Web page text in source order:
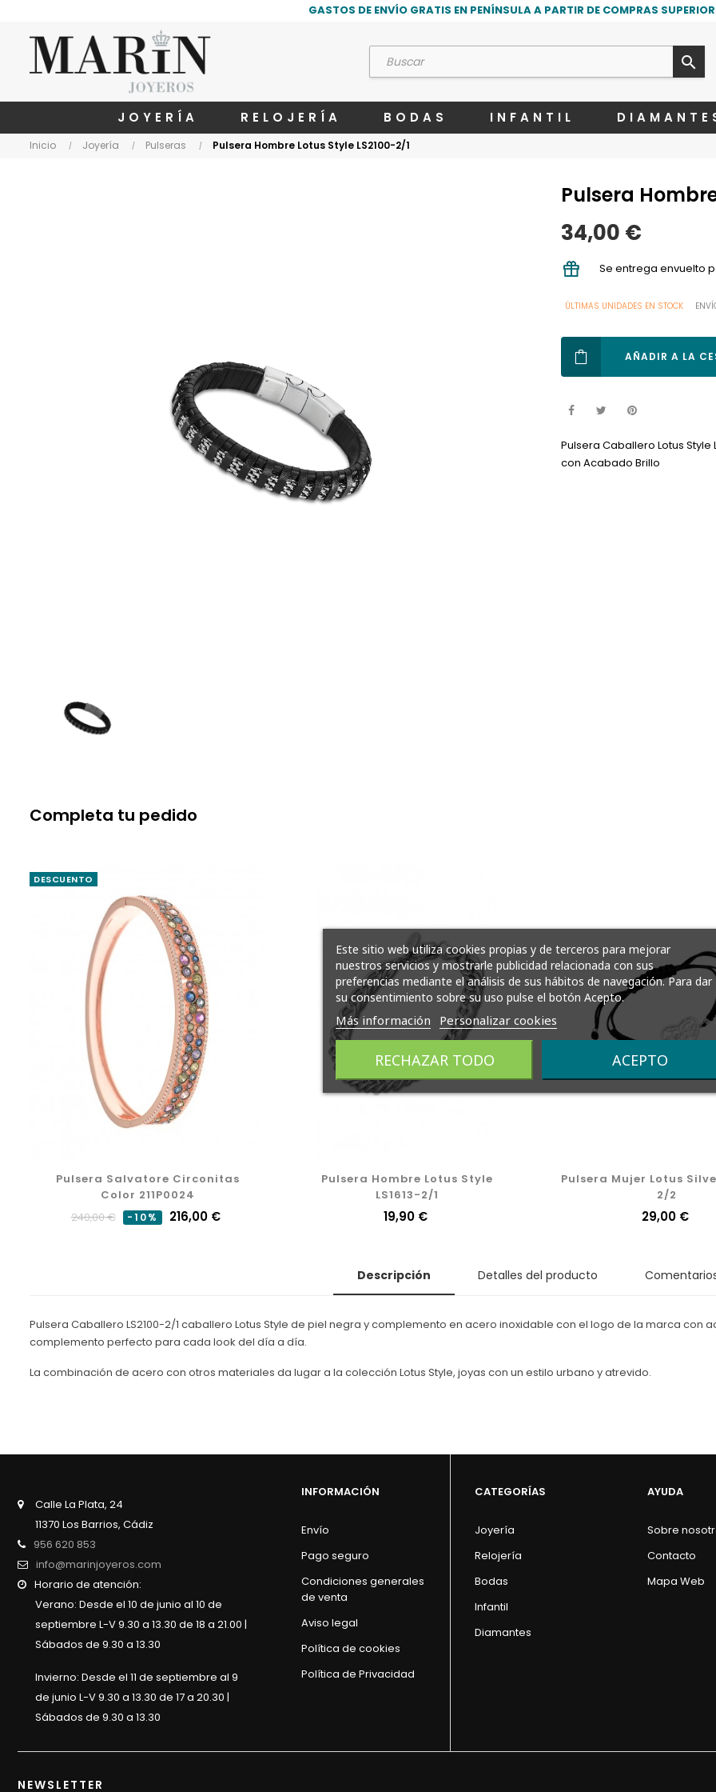
GASTOS DE ENVÍO GRATIS EN PENÍNSULA A PARTIR DE COMPRAS
search
JOYERÍA RELOJERÍA BODAS INFANTIL
Inicio Joyería Pulseras Pulsera Hombre Lotus Style LS2100-2/1
Pulsera
34,00 €
Se entrega envuelto
ÚLTIMAS UNIDADES EN STOCK
AÑADIR A LA
Pulsera Caballero Lotus
con Acabado Brillo
Completa tu pedido
DESCUENTO
Pulsera Salvatore Circonitas
Color 211P0024
Precio
240,00 € -10% Precio
216,00 €
Pulsera Hombre Lotus Style
LS1613-2/1
Precio
19,90 €
Pulsera Mujer Lotus
2/2
Precio
29,00 €
Descripción Detalles del producto
Pulsera Caballero LS2100-2/1 caballero Lotus Style de piel negra y complemento en acero inoxidable con el logo de la marca con
complemento perfecto para cada look del día a día.
La combinación de acero con otros materiales da lugar a la colección Lotus Style, joyas con un estilo urbano y atrevido.
Calle La Plata, 24
11370 Los Barrios, Cádiz
956 620 853
info@marinjoyeros.com
Horario de atención:
Verano: Desde el 10 de junio al 10 de
septiembre L-V 9.30 a 13.30 de 18 a 21.00 |
Sábados de 9.30 a 13.30
Invierno: Desde el 11 de septiembre al 9
de junio L-V 9.30 a 13.30 de 17 a 20.30 |
Sábados de 9.30 a 13.30
INFORMACIÓN
Envío
Pago seguro
Condiciones generales
de venta
Aviso legal
Política de cookies
Política de Privacidad
CATEGORÍAS
Joyería
Relojería
Bodas
Infantil
Diamantes
AYUDA
Sobre
Contacto
Mapa Web
NEWSLETTER
Este sitio web utiliza cookies propias y de terceros para mejorar
nuestros servicios y mostrarle publicidad relacionada con sus
preferencias mediante el análisis de sus hábitos de navegación. Para dar
su consentimiento sobre su uso pulse el botón Acepto.
Más información Personalizar cookies
RECHAZAR TODO ACEPTO